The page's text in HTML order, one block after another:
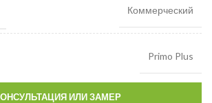
Коммерческий
Primo Plus
ИЛИ ЗАМЕР